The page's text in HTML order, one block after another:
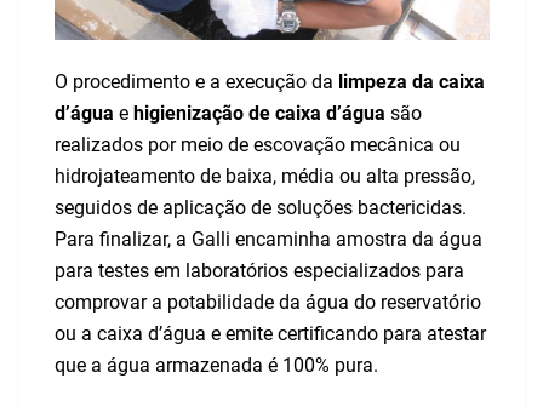
O procedimento e a execução da limpeza da caixa
d’água e higienização de caixa d’água são
realizados por meio de escovação mecânica ou
hidrojateamento de baixa, média ou alta pressão,
seguidos de aplicação de soluções bactericidas.
Para finalizar, a Galli encaminha amostra da água
para testes em laboratórios especializados para
comprovar a potabilidade da água do reservatório
ou a caixa d’água e emite certificando para atestar
que a água armazenada é 100% pura.